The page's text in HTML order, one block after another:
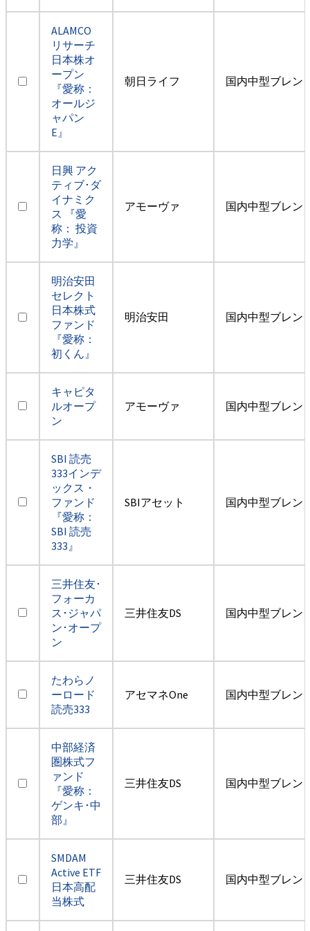
ALAMCO
リサーチ
日本株オ
ープン
『愛称：
オールジ
ャパン
E』
朝日ライフ 国内中型ブレン
日興 アク
ティブ･ダ
イナミク
ス 『愛
称： 投資
力学』
アモーヴァ 国内中型ブレン
明治安田
セレクト
日本株式
ファンド
『愛称：
初くん』
明治安田 国内中型ブレン
キャピタ
ルオープ
ン
アモーヴァ 国内中型ブレン
SBI 読売
333インデ
ックス・
ファンド
『愛称：
SBI 読売
333』
SBIアセット 国内中型ブレン
三井住友･
フォーカ
ス･ジャパ
ン･オープ
ン
三井住友DS 国内中型ブレン
たわらノ
ーロード
読売333
アセマネOne 国内中型ブレン
中部経済
圏株式フ
ァンド
『愛称：
ゲンキ･中
部』
三井住友DS 国内中型ブレン
SMDAM
Active ETF
日本高配
当株式
三井住友DS 国内中型ブレン